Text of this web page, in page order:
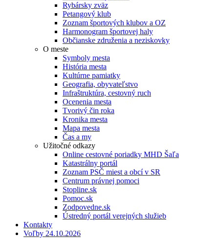
Rybársky zväz
Petangový klub
Zoznam športových klubov a OZ
Harmonogram športovej haly
Občianske združenia a neziskovky
O meste
Symboly mesta
História mesta
Kultúrne pamiatky
Geografia, obyvateľstvo
Infraštruktúra, cestovný ruch
Ocenenia mesta
Tvorivý čin roka
Kronika mesta
Mapa mesta
Čas a my
Užitočné odkazy
Online cestovné poriadky MHD Šaľa
Katastrálny portál
Zoznam PSČ miest a obcí v SR
Centrum právnej pomoci
Stopline.sk
Pomoc.sk
Zodpovedne.sk
Ústredný portál verejných služieb
Kontakty
Voľby 24.10.2026